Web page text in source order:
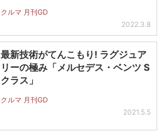
クルマ 月刊GD
2022.3.8
最新技術がてんこもり! ラグジュア
リーの極み「メルセデス・ベンツ S
クラス」
クルマ 月刊GD
2021.5.5